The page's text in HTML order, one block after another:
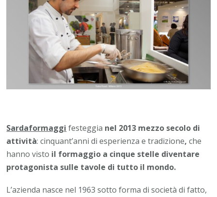
Sardaformaggi festeggia nel 2013 mezzo secolo di
attività: cinquant’anni di esperienza e tradizione, che
hanno visto il formaggio a cinque stelle diventare
protagonista sulle tavole di tutto il mondo.
L’azienda nasce nel 1963 sotto forma di società di fatto,